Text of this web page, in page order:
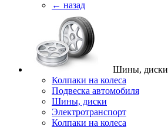
← назад
Шины, диски
Колпаки на колеса
Подвеска автомобиля
Шины, диски
Электротранспорт
Колпаки на колеса